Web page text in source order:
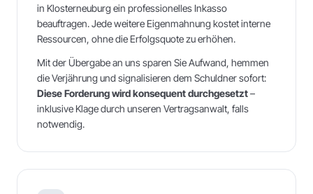
in Klosterneuburgein professionelles Inkasso
beauftragen. Jede weitere Eigenmahnung kostet interne
Ressourcen, ohne die Erfolgsquote zu erhöhen.
Mit der Übergabe an uns sparen Sie Aufwand, hemmen
die Verjährung und signalisieren dem Schuldner sofort:
Diese Forderung wird konsequent durchgesetzt–
inklusive Klage durch unseren Vertragsanwalt, falls
notwendig.